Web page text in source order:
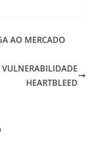
AO MERCADO
VULNERABILIDADE
HEARTBLEED